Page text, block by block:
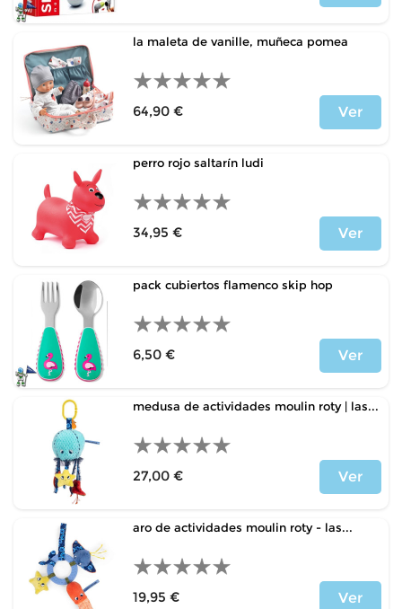
la maleta de vanille, muñeca pomea
64,90 €
Ver
perro rojo saltarín ludi
34,95 €
Ver
pack cubiertos flamenco skip hop
6,50 €
Ver
medusa de actividades moulin roty | las...
27,00 €
Ver
aro de actividades moulin roty - las...
19,95 €
Ver